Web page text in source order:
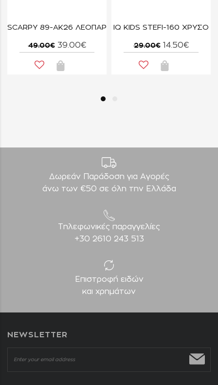
SCARPY 89-ΑΚ26 ΛΕΟΠΑΡ
49.00€ 39.00€
IQ KIDS STEFI-160 ΧΡΥΣΟ
29.00€ 14.50€
Δωρεάν Παράδοση για Aγορές
άνω των €50 σε όλη την Ελλάδα
Τηλεφωνικές παραγγελίες
+30 2610 243 513
Επιστροφή ειδών
και χρημάτων
NEWSLETTER